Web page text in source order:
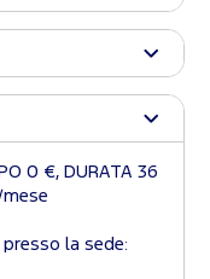
0 €, DURATA 36
mese
la sede: